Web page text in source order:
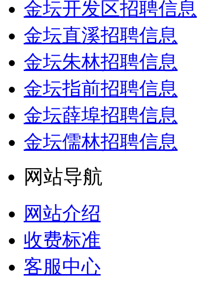
金坛开发区招聘信息
金坛直溪招聘信息
金坛朱林招聘信息
金坛指前招聘信息
金坛薛埠招聘信息
金坛儒林招聘信息
网站导航
网站介绍
收费标准
客服中心